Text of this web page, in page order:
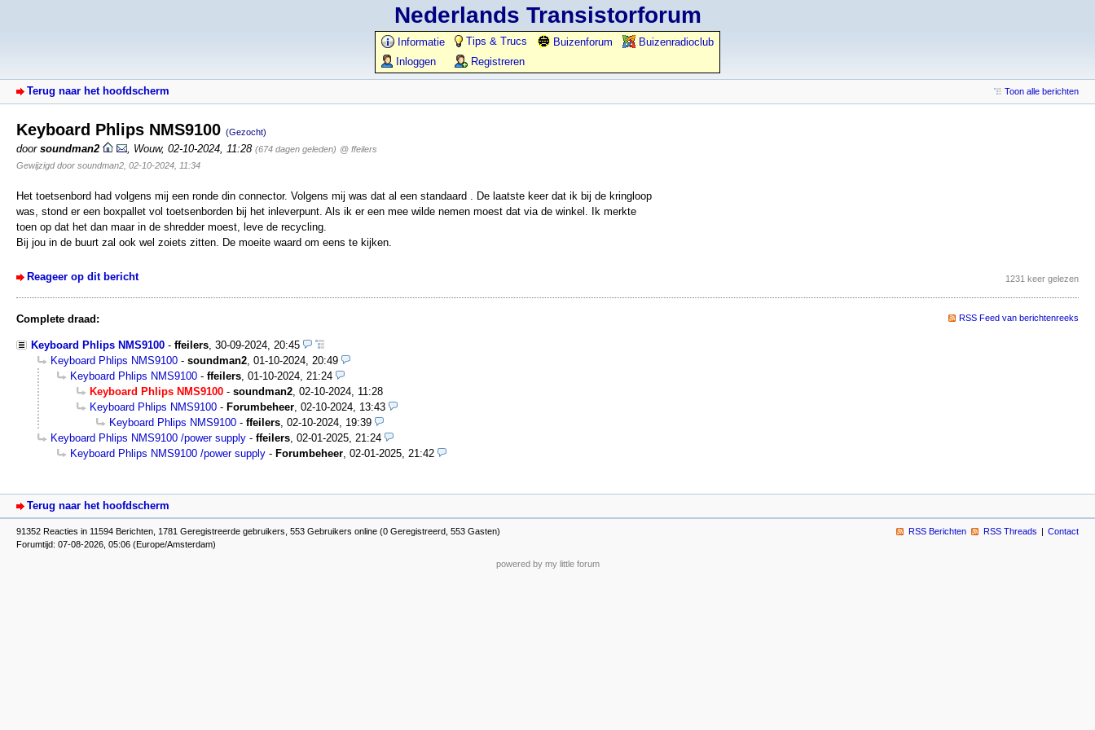
Nederlands Transistorforum
Informatie Tips & Trucs Buizenforum
Buizenradioclub
Inloggen
Registreren
Terug naar het hoofdscherm Toon alle berichten
Keyboard Phlips NMS9100 (Gezocht)
door soundman2 Wouw, 02-10-2024, 11:28 (674 dagen geleden) @ ffeilers
Gewijzigd door soundman2, 02-10-2024, 11:34
Het toetsenbord had volgens mij een ronde din connector. Volgens mij was dat al een standaard . De laatste keer dat ik bij de kringloop
was, stond er een boxpallet vol toetsenborden bij het inleverpunt. Als ik er een mee wilde nemen moest dat via de winkel. Ik merkte
toen op dat het dan maar in de shredder moest, leve de recycling.
Bij jou in de buurt zal ook wel zoiets zitten. De moeite waard om eens te kijken.
Reageer op dit bericht 1231 keer gelezen
Complete draad: RSS Feed van berichtenreeks
Keyboard Phlips NMS9100 - ffeilers 30-09-2024, 20:45
Keyboard Phlips NMS9100 - soundman2 01-10-2024, 20:49
Keyboard Phlips NMS9100 - ffeilers 01-10-2024, 21:24
Keyboard Phlips NMS9100 - soundman2 02-10-2024, 11:28
Keyboard Phlips NMS9100 - Forumbeheer 02-10-2024, 13:43
Keyboard Phlips NMS9100 - ffeilers 02-10-2024, 19:39
Keyboard Phlips NMS9100 /power supply - ffeilers 02-01-2025, 21:24
Keyboard Phlips NMS9100 /power supply - Forumbeheer 02-01-2025, 21:42
Terug naar het hoofdscherm
91352 Reacties in 11594 Berichten, 1781 Geregistreerde gebruikers, 553 Gebruikers online (0 Geregistreerd, 553 Gasten)
Forumtijd: 07-08-2026, 05:06 (Europe/Amsterdam)
RSS Berichten RSS Threads Contact
powered by my little forum